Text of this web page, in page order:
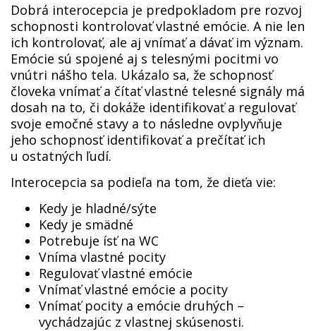
Dobrá interocepcia je predpokladom pre rozvoj
schopnosti kontrolovať vlastné emócie. A nie len
ich kontrolovať, ale aj vnímať a dávať im význam.
Emócie sú spojené aj s telesnými pocitmi vo
vnútri nášho tela. Ukázalo sa, že schopnosť
človeka vnímať a čítať vlastné telesné signály má
dosah na to, či dokáže identifikovať a regulovať
svoje emočné stavy a to následne ovplyvňuje
jeho schopnosť identifikovať a prečítať ich
u ostatných ľudí.
Interocepcia sa podieľa na tom, že dieťa vie:
Kedy je hladné/sýte
Kedy je smädné
Potrebuje ísť na WC
Vníma vlastné pocity
Regulovať vlastné emócie
Vnímať vlastné emócie a pocity
Vnímať pocity a emócie druhých –
vychádzajúc z vlastnej skúsenosti.